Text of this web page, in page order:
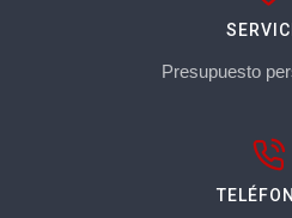
Presupuesto